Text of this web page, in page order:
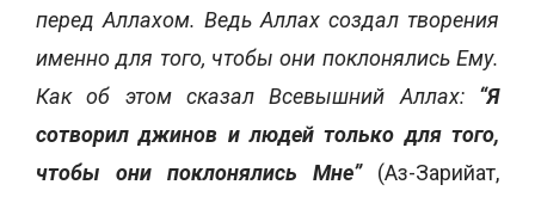
перед Аллахом. Ведь Аллах создал творения
именно для того, чтобы они поклонялись Ему.
Как об этом сказал Всевышний Аллах: “Я
сотворил джинов и людей только для того,
чтобы они поклонялись Мне”(Аз-Зарийат,